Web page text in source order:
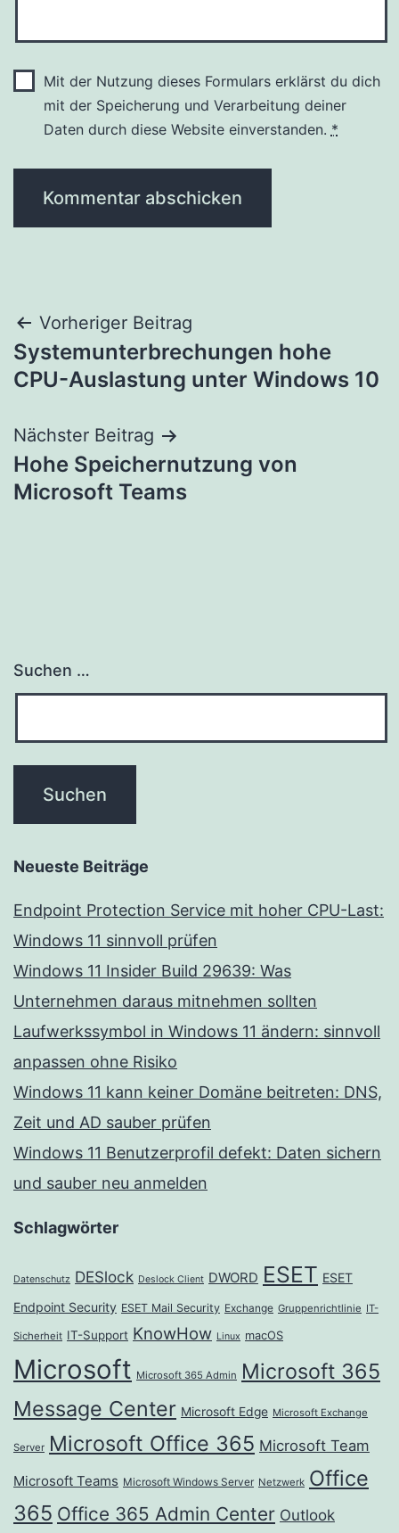
Mit der Nutzung dieses Formulars erklärst du dich
mit der Speicherung und Verarbeitung deiner
Daten durch diese Website einverstanden. *
Beitragsnavigation
Vorheriger Beitrag
Systemunterbrechungen hohe
CPU-Auslastung unter Windows 10
Nächster Beitrag
Hohe Speichernutzung von
Microsoft Teams
Suchen …
Neueste Beiträge
Endpoint Protection Service mit hoher CPU-Last:
Windows 11 sinnvoll prüfen
Windows 11 Insider Build 29639: Was
Unternehmen daraus mitnehmen sollten
Laufwerkssymbol in Windows 11 ändern: sinnvoll
anpassen ohne Risiko
Windows 11 kann keiner Domäne beitreten: DNS,
Zeit und AD sauber prüfen
Windows 11 Benutzerprofil defekt: Daten sichern
und sauber neu anmelden
Schlagwörter
Datenschutz DESlock Deslock Client DWORD ESET ESET
Endpoint Security ESET Mail Security Exchange Gruppenrichtlinie IT-
Sicherheit IT-Support KnowHow Linux macOS
Microsoft Microsoft 365 Admin Microsoft 365
Message Center Microsoft Edge Microsoft Exchange
Server Microsoft Office 365 Microsoft Team
Microsoft Teams Microsoft Windows Server Netzwerk Office
365 Office 365 Admin Center Outlook